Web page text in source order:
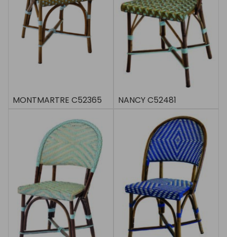
MONTMARTRE C52365 NANCY C52481